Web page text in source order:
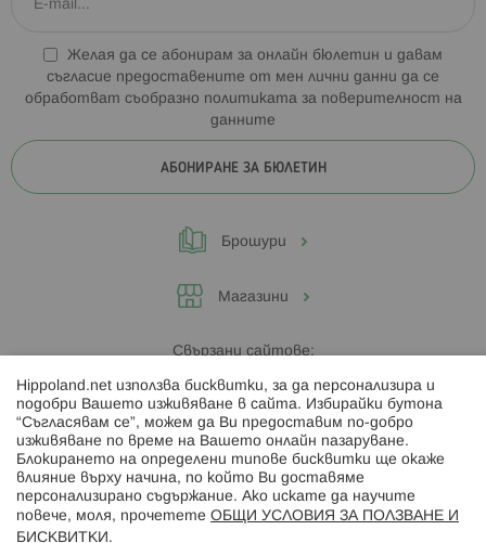
Желая да се абонирам за онлайн бюлетин и давам
съгласие предоставените от мен лични данни да се
обработват съобразно политиката за поверителност на
данните
АБОНИРАНЕ ЗА БЮЛЕТИН
Брошури
Магазини
Свързани сайтове:
Hippoland.ro
Последвайте ни:
Hippoland.net използва бисквитки, за да персонализира и
подобри Вашето изживяване в сайта. Избирайки бутона
“Съгласявам се”, можем да Ви предоставим по-добро
изживяване по време на Вашето онлайн пазаруване.
Блокирането на определени типове бисквитки ще окаже
влияние върху начина, по който Ви доставяме
персонализирано съдържание. Ако искате да научите
повече, моля, прочетете ОБЩИ УСЛОВИЯ ЗА ПОЛЗВАНЕ И
БИСКВИТКИ .